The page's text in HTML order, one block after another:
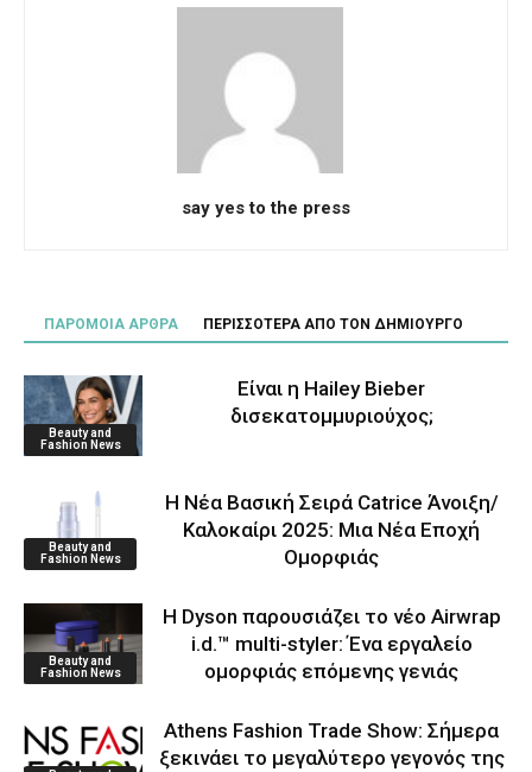
say yes to the press
ΠΑΡΟΜΟΙΑ ΑΡΘΡΑ ΠΕΡΙΣΣΟΤΕΡΑ ΑΠΟ ΤΟΝ ΔΗΜΙΟΥΡΓΟ
Beauty and
Fashion News
Είναι η Hailey Bieber
δισεκατομμυριούχος;
Beauty and
Fashion News
Η Νέα Βασική Σειρά Catrice Άνοιξη/
Καλοκαίρι 2025: Μια Νέα Εποχή
Ομορφιάς
Beauty and
Fashion News
Η Dyson παρουσιάζει το νέο Airwrap
i.d.™ multi-styler: Ένα εργαλείο
ομορφιάς επόμενης γενιάς
Athens Fashion Trade Show: Σήμερα
ξεκινάει το μεγαλύτερο γεγονός της